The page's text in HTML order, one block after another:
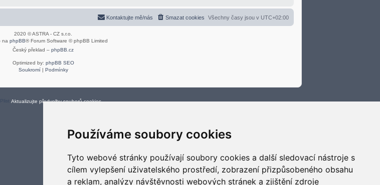
Používáme soubory cookies
Tyto webové stránky používají soubory cookies a další sledovací nástroje s
cílem vylepšení uživatelského prostředí, zobrazení přizpůsobeného obsahu
a reklam, analýzy návštěvnosti webových stránek a zjištění zdroje
Všechny časy jsou v UTC+02:00
Smazat cookies
Kontaktujte mě/nás
2020 © ASTRA - CZ s.r.o.
na phpBB® Forum Software © phpBB Limited
Český překlad – phpBB.cz
Optimized by: phpBB SEO
Soukromí| Podmínky
Aktualizujte předvolby souborů cookies